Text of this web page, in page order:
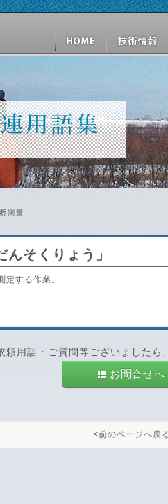
測量
んそくりょう」
定する作業。
頼用語・ご質問等ございました
お問合せへ
<前のページへ戻